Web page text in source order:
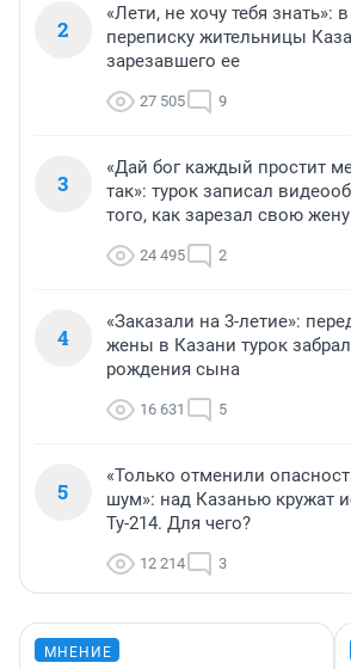
2
«Лети, не хочу тебя знать»:
переписку жительницы
зарезавшего ее
27 505 9
3
«Дай бог каждый простит
так»: турок записал
того, как зарезал свою
24 495 2
4
«Заказали на 3-летие»:
жены в Казани турок
рождения сына
16 631 5
5
«Только отменили
шум»: над Казанью кружат
Ту-214. Для чего?
12 214 3
МНЕНИЕ